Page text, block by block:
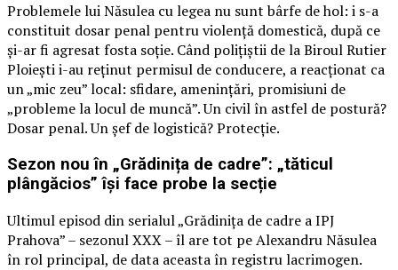
Problemele lui Năsulea cu legea nu sunt bârfe de hol: i s-a
constituit dosar penal pentru violență domestică, după ce
și-ar fi agresat fosta soție. Când polițiștii de la Biroul Rutier
Ploiești i-au reținut permisul de conducere, a reacționat ca
un „mic zeu” local: sfidare, amenințări, promisiuni de
„probleme la locul de muncă”. Un civil în astfel de postură?
Dosar penal. Un șef de logistică? Protecție.
Sezon nou în „Grădinița de cadre”: „tăticul
plângăcios” își face probe la secție
Ultimul episod din serialul „Grădinița de cadre a IPJ
Prahova” – sezonul XXX – îl are tot pe Alexandru Năsulea
în rol principal, de data aceasta în registru lacrimogen.